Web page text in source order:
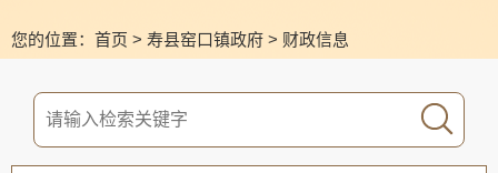
您的位置： 首页 > 寿县窑口镇政府 > 财政信息